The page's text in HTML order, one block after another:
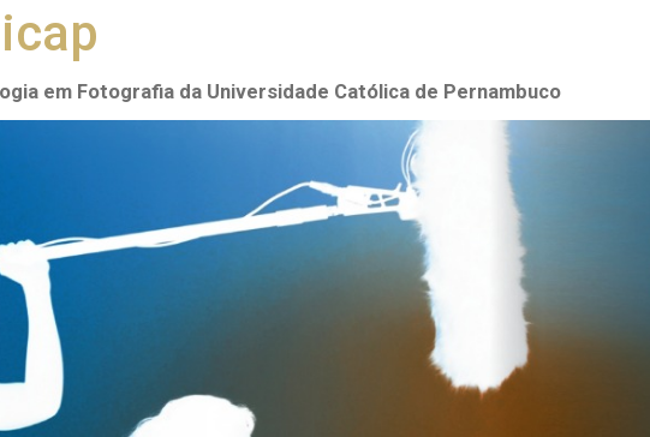
em Fotografia da Universidade Católica de Pernambuco